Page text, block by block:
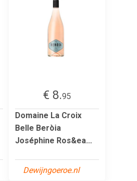
€ 8.95
Domaine La Croix
Belle Beròia
Joséphine Ros&ea...
Dewijngoeroe.nl